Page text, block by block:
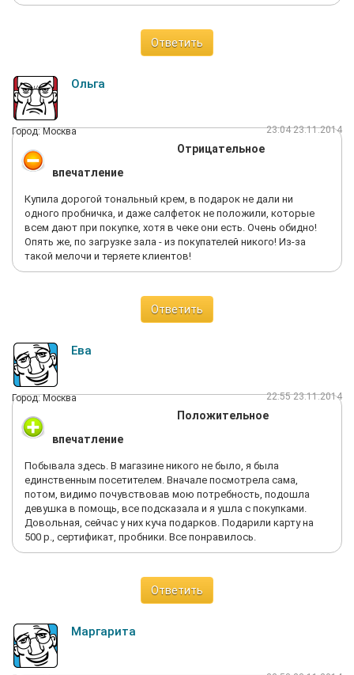
Ответить
Ольга
Город: Москва 23:04 23.11.2014
Отрицательное
впечатление
Купила дорогой тональный крем, в подарок не дали ни
одного пробничка, и даже салфеток не положили, которые
всем дают при покупке, хотя в чеке они есть. Очень обидно!
Опять же, по загрузке зала - из покупателей никого! Из-за
такой мелочи и теряете клиентов!
Ответить
Ева
Город: Москва 22:55 23.11.2014
Положительное
впечатление
Побывала здесь. В магазине никого не было, я была
единственным посетителем. Вначале посмотрела сама,
потом, видимо почувствовав мою потребность, подошла
девушка в помощь, все подсказала и я ушла с покупками.
Довольная, сейчас у них куча подарков. Подарили карту на
500 р., сертификат, пробники. Все понравилось.
Ответить
Маргарита